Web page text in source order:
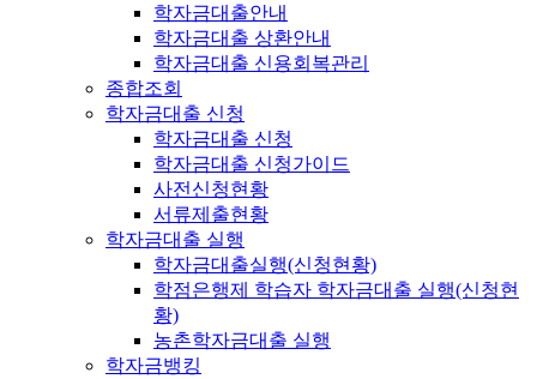
학자금대출안내
학자금대출 상환안내
학자금대출 신용회복관리
종합조회
학자금대출 신청
학자금대출 신청
학자금대출 신청가이드
사전신청현황
서류제출현황
학자금대출 실행
학자금대출실행(신청현황)
학점은행제 학습자 학자금대출 실행(신청현
황)
농촌학자금대출 실행
학자금뱅킹